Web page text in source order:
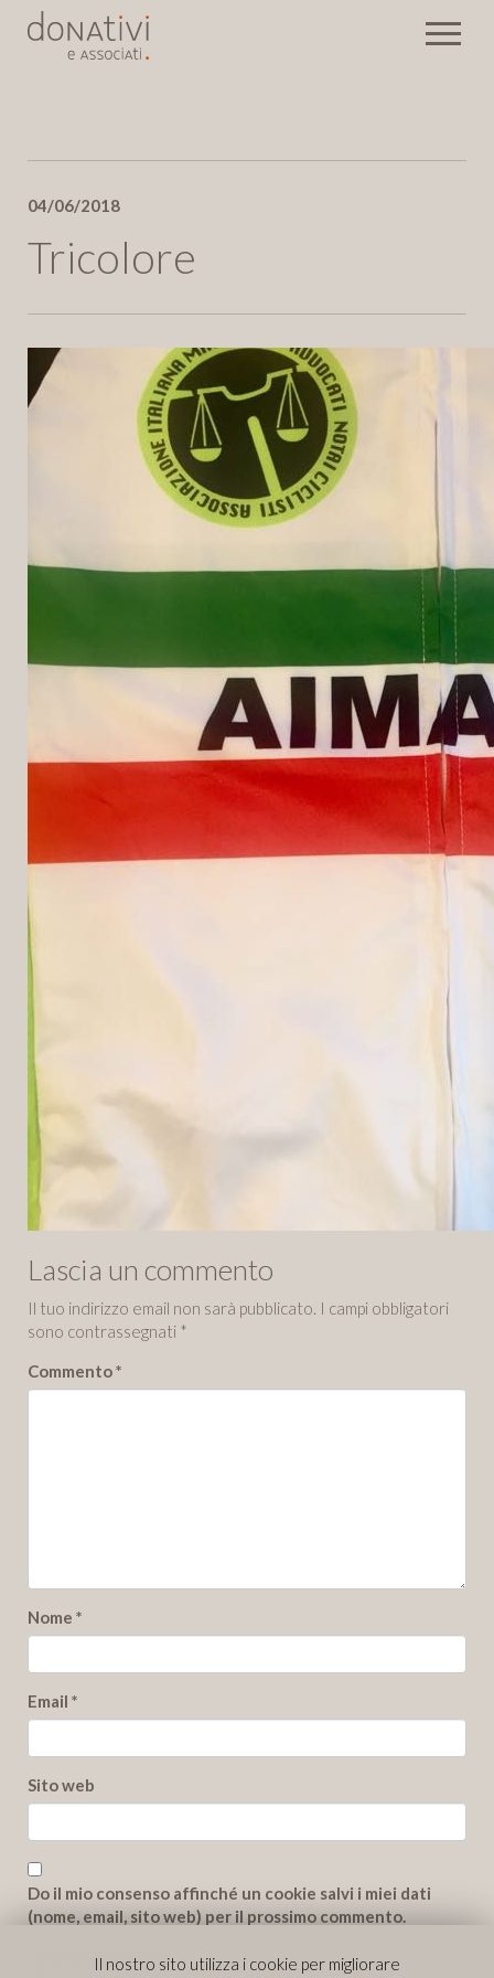
Eventi
Newsletter
04/06/2018
Tricolore
Lascia un commento
Il tuo indirizzo email non sarà pubblicato. I campi obbligatori
sono contrassegnati *
Commento*
Nome *
Email *
Sito web
Do il mio consenso affinché un cookie salvi i miei dati
(nome, email, sito web) per il prossimo commento.
Il nostro sito utilizza i cookie per migliorare